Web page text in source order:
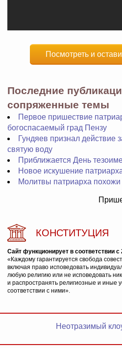
Посмотреть и
Последние
сопряженные темы
Первое пришествие
богоспасаемый град Пензу
Гундяев признал действие
святую воду
Приближается День
Новое искушение
Молитвы патриарха похожи
КОНСТИТУЦИЯ
Сайт функционирует в соответствии
«Каждому гарантируется свобода
включая право исповедовать
любую религию или не исповедовать
и распространять религиозные и иные
соответствии с ними».
Неотразимый